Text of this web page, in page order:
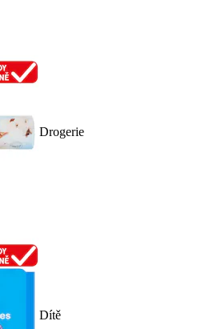
Drogerie
Dítě